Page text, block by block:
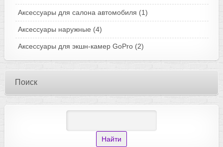
Аксессуары для салона автомобиля (1)
Аксессуары наружные (4)
Аксессуары для экшн-камер GoPro (2)
Поиск